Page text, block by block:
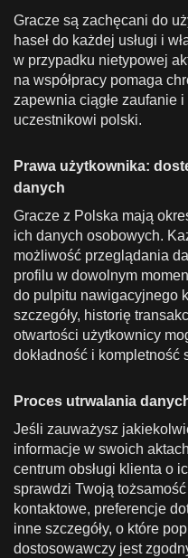
Gracze są zachęcani do
haseł do każdej usługi i
w przypadku nietypowej
na współpracy pomaga
zapewnia ciągłe zaufanie
uczestnikowi polski.
Prawa użytkownika:
danych
Gracze z Polska mają
ich danych osobowych.
możliwość przeglądania
profilu w dowolnym
do pulpitu nawigacyjnego
szczegóły, historię
otwartości użytkownicy
dokładność i kompletność
Proces utrwalania
Jeśli zauważysz
informacje w swoich
centrum obsługi klienta o
sprawdzi Twoją
kontaktowe, preferencje
inne szczegóły, o które
dostosowawczy jest